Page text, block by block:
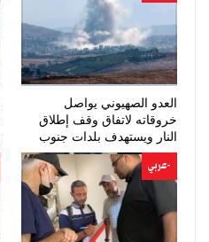
العدو الصهيوني يواصل
خروقاته لاتفاق وقف إطلاق
النار ويستهدف بلدات جنوب
لبنان
-عربي